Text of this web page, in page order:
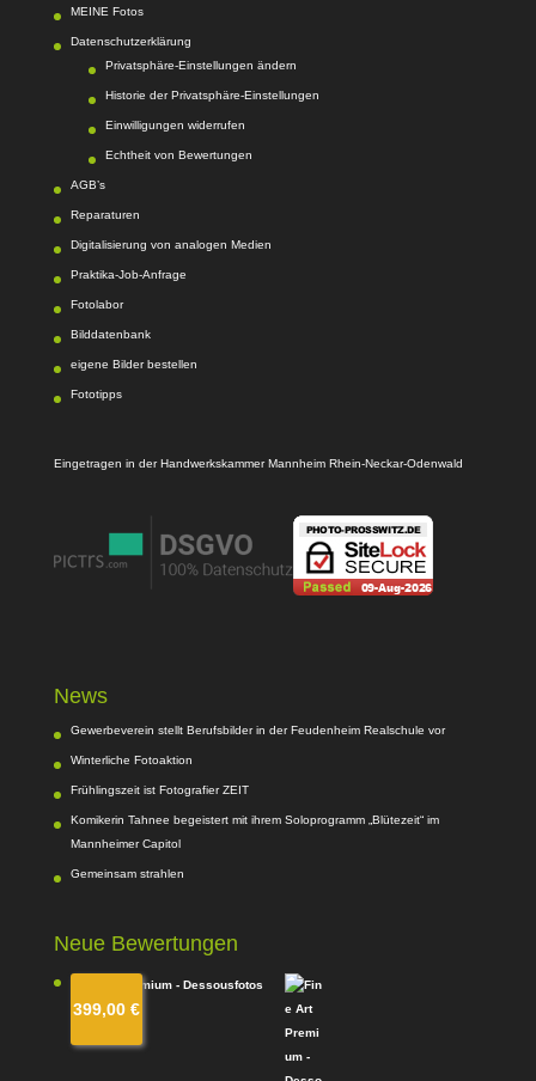
MEINE Fotos
Datenschutzerklärung
Privatsphäre-Einstellungen ändern
Historie der Privatsphäre-Einstellungen
Einwilligungen widerrufen
Echtheit von Bewertungen
AGB’s
Reparaturen
Digitalisierung von analogen Medien
Praktika-Job-Anfrage
Fotolabor
Bilddatenbank
eigene Bilder bestellen
Fototipps
Eingetragen in der Handwerkskammer Mannheim Rhein-Neckar-Odenwald
News
Gewerbeverein stellt Berufsbilder in der Feudenheim Realschule vor
Winterliche Fotoaktion
Frühlingszeit ist Fotografier ZEIT
Komikerin Tahnee begeistert mit ihrem Soloprogramm „Blütezeit“ im
Mannheimer Capitol
Gemeinsam strahlen
Neue Bewertungen
399,00 €
Fine Art Premium - Dessousfotos
mit4von
von Kim